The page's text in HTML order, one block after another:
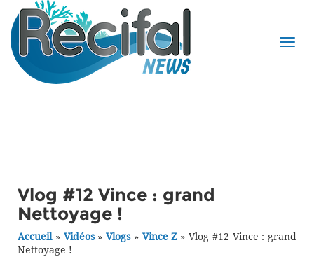
Vlog #12 Vince : grand
Nettoyage !
Accueil» Vidéos»Vlogs» Vince Z» Vlog #12 Vince : grand
Nettoyage !